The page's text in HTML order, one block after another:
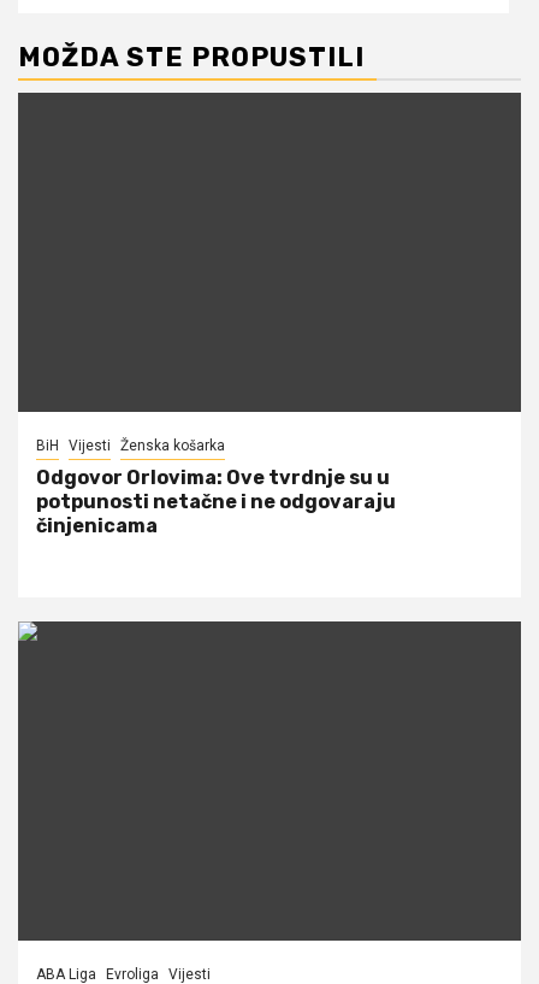
MOŽDA STE PROPUSTILI
BiH Vijesti Ženska košarka
Odgovor Orlovima: ​Ove tvrdnje su u
potpunosti netačne i ne odgovaraju
činjenicama
ABA Liga Evroliga Vijesti